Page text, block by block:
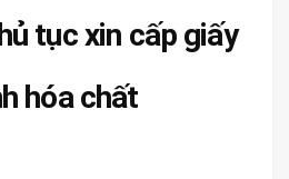
tục xin cấp giấy
hóa chất